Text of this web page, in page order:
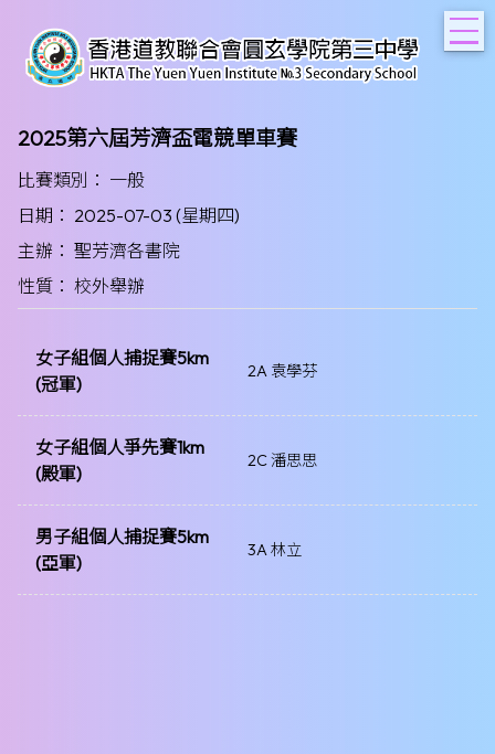
2025第六屆芳濟盃電競單車賽
比賽類別： 一般
日期： 2025-07-03 (星期四)
主辦： 聖芳濟各書院
性質： 校外舉辦
女子組個人捕捉賽5km
(冠軍)
2A 袁學芬
女子組個人爭先賽1km
(殿軍)
2C 潘思思
男子組個人捕捉賽5km
(亞軍)
3A 林立